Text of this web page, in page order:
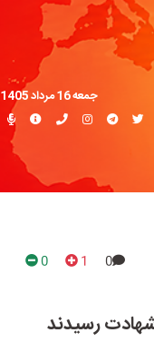
جمعه 16 مرداد 1405
0
1
0
شهادت رسیدند